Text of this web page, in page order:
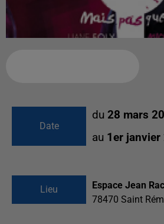
Date
du 28 mars
au 1er janvier
Lieu
Espace Jean
78470 Saint